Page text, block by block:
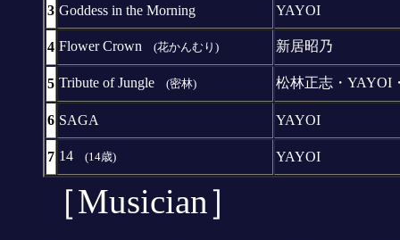
3 Goddess in the Morning YAYOI
4 Flower Crown (花かんむり) 新居昭乃
5 Tribute of Jungle (密林) 松林正志・YAYOI
6 SAGA YAYOI
7 14 (14歳) YAYOI
［Musician］